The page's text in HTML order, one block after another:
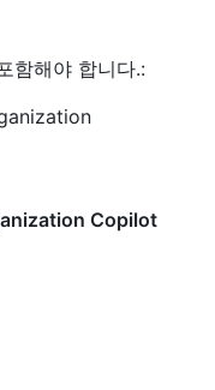
함해야 합니다.:
Copilot